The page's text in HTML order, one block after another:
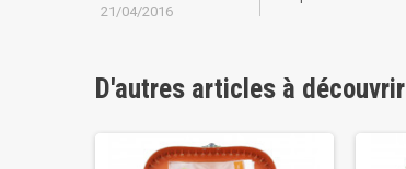
21/04/2016
D'autres articles à découvrir